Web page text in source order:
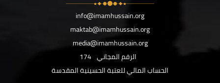
info@imamhussain.org
maktab@imamhussain.org
media@imamhussain.org
الرقم المجاني 174
الحساب المالي للعتبة الحسينية المقدسة